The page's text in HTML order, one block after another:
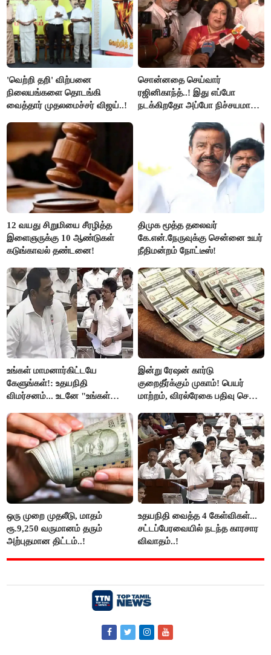
'வெற்றி தறி' விற்பனை
நிலையங்களை தொடங்கி
வைத்தார் முதலமைச்சர் விஜய்..!
சொன்னதை செய்வார்
ரஜினிகாந்த்..! இது எப்போ
நடக்கிறதோ அப்போ நிச்சயமாக
ரஜினிகாந்த்..!
12 வயது சிறுமியை சீரழித்த
இளைஞருக்கு 10 ஆண்டுகள்
கடுங்காவல் தண்டனை!
திமுக மூத்த தலைவர்
கே.என்.நேருவுக்கு சென்னை உயர்
நீதிமன்றம் நோட்டீஸ்!
உங்கள் மாமனார்கிட்டயே
கேளுங்கள்!: உதயநிதி
விமர்சனம்... உடனே "உங்கள்
ஆதவ் அர்ஜுனா பதிலடி!
இன்று ரேஷன் கார்டு
குறைதீர்க்கும் முகாம்! பெயர்
மாற்றம், விரல்ரேகை பதிவு செய்ய
ஒரு முறை முதலீடு, மாதம்
ரூ.9,250 வருமானம் தரும்
அற்புதமான திட்டம்..!
உதயநிதி வைத்த 4 கேள்விகள்...
சட்டப்பேரவையில் நடந்த காரசார
விவாதம்..!